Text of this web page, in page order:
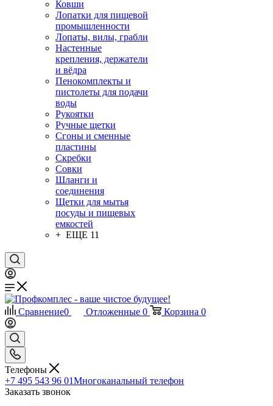
Ковши
Лопатки для пищевой
промышленности
Лопаты, вилы, грабли
Настенные
крепления, держатели
и вёдра
Пенокомплекты и
пистолеты для подачи
воды
Рукоятки
Ручные щетки
Сгоны и сменные
пластины
Скребки
Совки
Шланги и
соединения
Щетки для мытья
посуды и пищевых
емкостей
+ ЕЩЕ 11
Сравнение0 Отложенные 0 Корзина 0
Телефоны
+7 495 543 96 01Многоканальный телефон
Заказать звонок